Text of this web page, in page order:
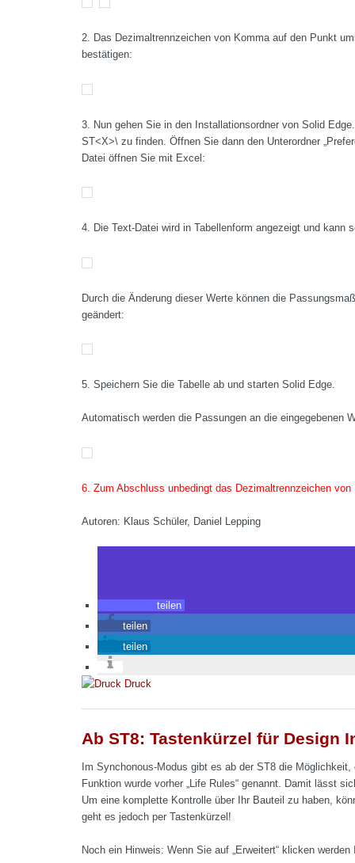
2. Das Dezimaltrennzeichen von Komma auf den Punkt
bestätigen:
3. Nun gehen Sie in den Installationsordner von Solid
ST<X>\ zu finden. Öffnen Sie dann den Unterordner
Datei öffnen Sie mit Excel:
4. Die Text-Datei wird in Tabellenform angezeigt und kann
Durch die Änderung dieser Werte können die
geändert:
5. Speichern Sie die Tabelle ab und starten Solid Edge.
Automatisch werden die Passungen an die eingegebenen
6. Zum Abschluss unbedingt das Dezimaltrennzeichen
Autoren: Klaus Schüler, Daniel Lepping
teilen
teilen
teilen
Druck
Ab ST8: Tastenkürzel für Design
Im Synchonous-Modus gibt es ab der ST8 die
Funktion wurde vorher „Life Rules“ genannt. Damit lässt
Um eine komplette Kontrolle über Ihr Bauteil zu haben,
geht es jedoch per Tastenkürzel!
Noch ein Hinweis: Wenn Sie auf „Erweitert“ klicken